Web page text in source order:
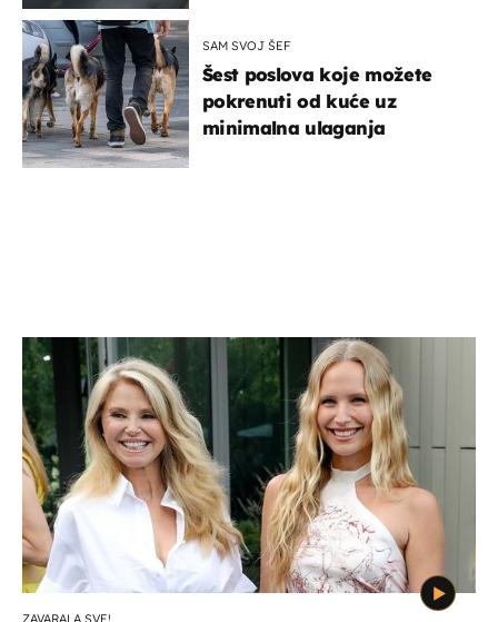
SAM SVOJ ŠEF
Šest poslova koje možete
pokrenuti od kuće uz
minimalna ulaganja
ZAVARALA SVE!